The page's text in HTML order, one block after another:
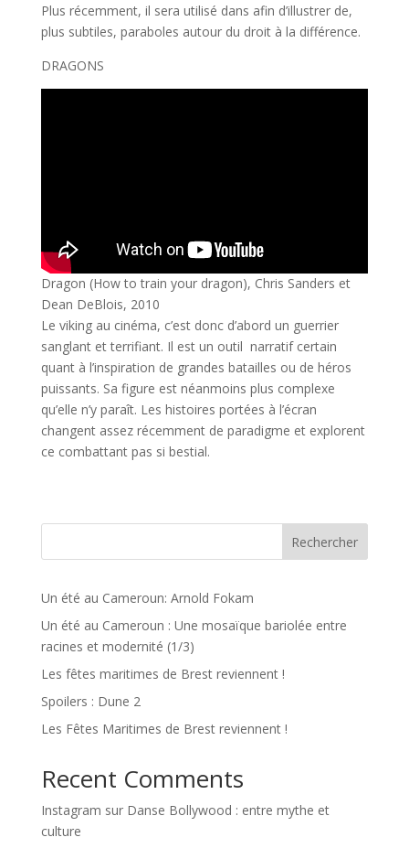
Plus récemment, il sera utilisé dans afin d’illustrer de,
plus subtiles, paraboles autour du droit à la différence.
DRAGONS
Dragon (How to train your dragon), Chris Sanders et
Dean DeBlois, 2010
Le viking au cinéma, c’est donc d’abord un guerrier
sanglant et terrifiant. Il est un outil narratif certain
quant à l’inspiration de grandes batailles ou de héros
puissants. Sa figure est néanmoins plus complexe
qu’elle n’y paraît. Les histoires portées à l’écran
changent assez récemment de paradigme et explorent
ce combattant pas si bestial.
Rechercher
Un été au Cameroun: Arnold Fokam
Un été au Cameroun : Une mosaïque bariolée entre
racines et modernité (1/3)
Les fêtes maritimes de Brest reviennent !
Spoilers : Dune 2
Les Fêtes Maritimes de Brest reviennent !
Recent Comments
Instagram sur Danse Bollywood : entre mythe et
culture